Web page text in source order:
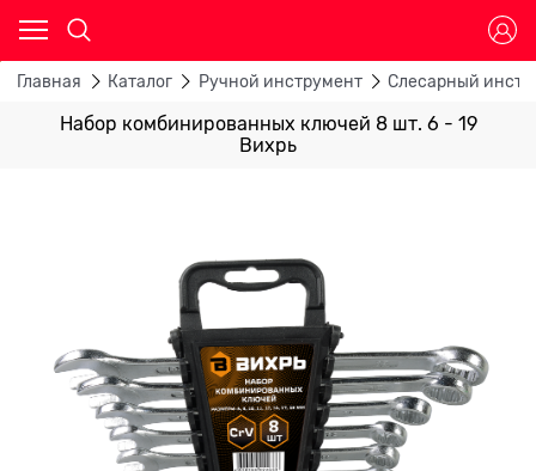
Главная Каталог Ручной инструмент Слесарный
Набор комбинированных ключей 8 шт. 6 - 19
Вихрь